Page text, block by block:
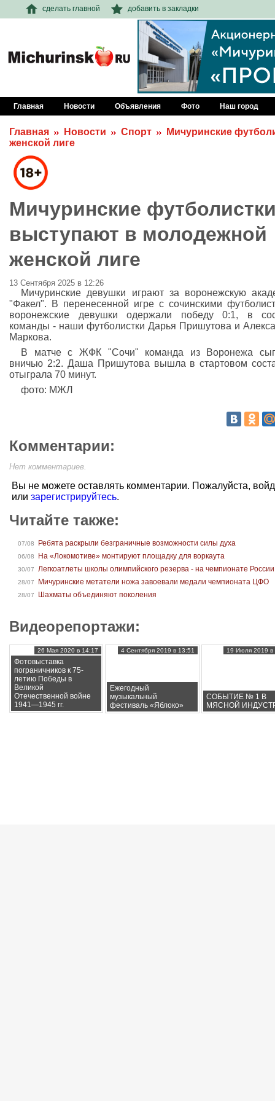
сделать главной добавить в закладки
Главная Новости Объявления Фото Наш город
Главная Новости Спорт
Мичуринские
женской лиге
Мичуринские
выступают в молодежной
женской лиге
13 Сентября 2025 в 12:26
Мичуринские девушки играют за воронежскую
"Факел". В перенесенной игре с сочинскими
воронежские девушки одержали победу 0:1, в
команды - наши футболистки Дарья Пришутова и
Маркова.
В матче с ЖФК "Сочи" команда из Воронежа
вничью 2:2. Даша Пришутова вышла в стартовом
отыграла 70 минут.
фото: МЖЛ
Комментарии:
Нет комментариев.
Вы не можете оставлять комментарии. Пожалуйста,
или зарегистрируйтесь.
Читайте также:
07/08 Ребята раскрыли безграничные возможности силы духа
06/08 На «Локомотиве» монтируют площадку для воркаута
30/07 Легкоатлеты школы олимпийского резерва - на чемпионате России
28/07 Мичуринские метатели ножа завоевали медали чемпионата ЦФО
28/07 Шахматы объединяют поколения
Видеорепортажи:
Фотовыставка
пограничников к 75-
летию Победы в
Великой
Отечественной войне
1941—1945 гг.
26 Мая 2020 в 14:17
Ежегодный
музыкальный
фестиваль «Яблоко»
4 Сентября 2019 в 13:51
СОБЫТИЕ № 1 В
МЯСНОЙ
19 Июля 2019 в